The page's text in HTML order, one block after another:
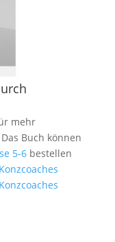
mehr
Buch können
5-6bestellen